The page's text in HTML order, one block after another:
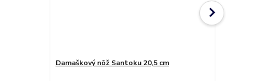
Damaškový nôž Santoku 20,5 cm